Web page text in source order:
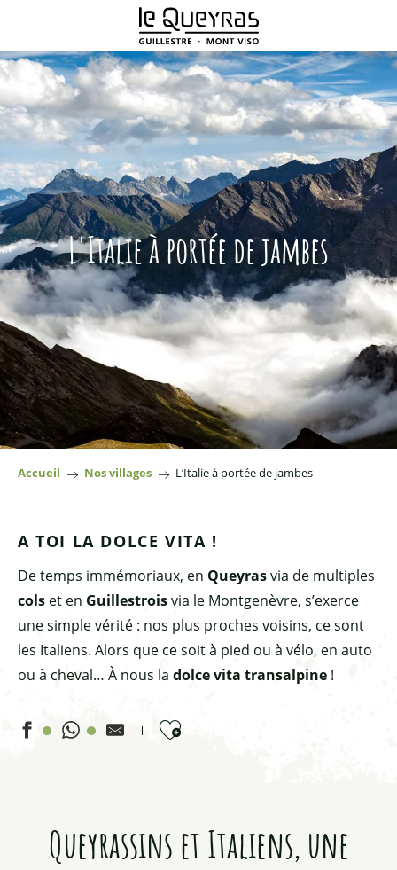
contenu
principal
L'Italie à portée de jambes
Accueil Nos villages L’Italie à portée de jambes
A TOI LA DOLCE VITA !
De temps immémoriaux, en Queyrasvia de multiples
cols et en Guillestroisvia le Montgenèvre, s’exerce
une simple vérité : nos plus proches voisins, ce sont
les Italiens. Alors que ce soit à pied ou à vélo, en auto
ou à cheval… À nous la dolce vita transalpine !
Ajouter aux favoris
Queyrassins et Italiens, une